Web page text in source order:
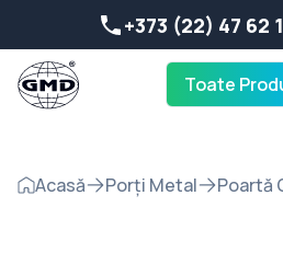
+373 (22) 47 62
Toate
Acasă Porți Metal Poartă